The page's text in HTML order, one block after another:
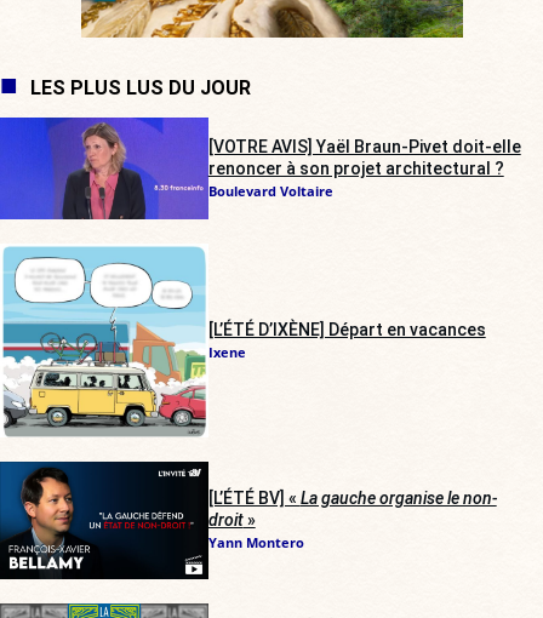
LES PLUS LUS DU JOUR
[VOTRE AVIS] Yaël Braun-Pivet doit-elle
renoncer à son projet architectural ?
Boulevard Voltaire
[L’ÉTÉ D’IXÈNE] Départ en vacances
Ixene
[L’ÉTÉ BV] « La gauche organise le non-
droit»
Yann Montero